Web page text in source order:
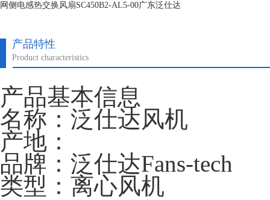
网侧电感热交换风扇SC450B2-AL5-00广东泛仕达
产品特性
Product characteristics
产品基本信息
名称：泛仕达风机
产地：
品牌：泛仕达Fans-tech
类型：离心风机